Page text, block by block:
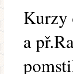
Kurzy
a